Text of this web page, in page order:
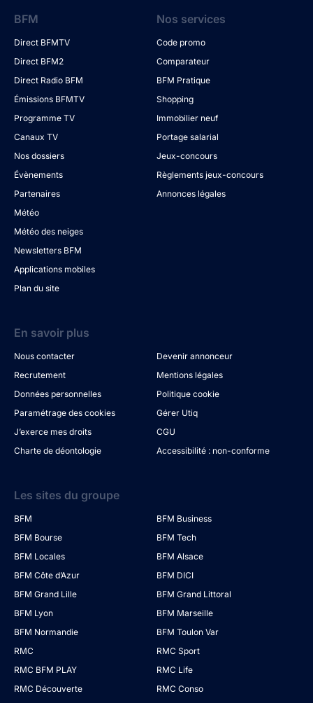
BFM
Direct BFMTV
Direct BFM2
Direct Radio BFM
Émissions BFMTV
Programme TV
Canaux TV
Nos dossiers
Évènements
Partenaires
Météo
Météo des neiges
Newsletters BFM
Applications mobiles
Plan du site
Nos services
Code promo
Comparateur
BFM Pratique
Shopping
Immobilier neuf
Portage salarial
Jeux-concours
Règlements jeux-concours
Annonces légales
En savoir plus
Nous contacter
Devenir annonceur
Recrutement
Mentions légales
Données personnelles
Politique cookie
Paramétrage des cookies
Gérer Utiq
J’exerce mes droits
CGU
Charte de déontologie
Accessibilité : non-conforme
Les sites du groupe
BFM
BFM Business
BFM Bourse
BFM Tech
BFM Locales
BFM Alsace
BFM Côte d’Azur
BFM DICI
BFM Grand Lille
BFM Grand Littoral
BFM Lyon
BFM Marseille
BFM Normandie
BFM Toulon Var
RMC
RMC Sport
RMC BFM PLAY
RMC Life
RMC Découverte
RMC Conso